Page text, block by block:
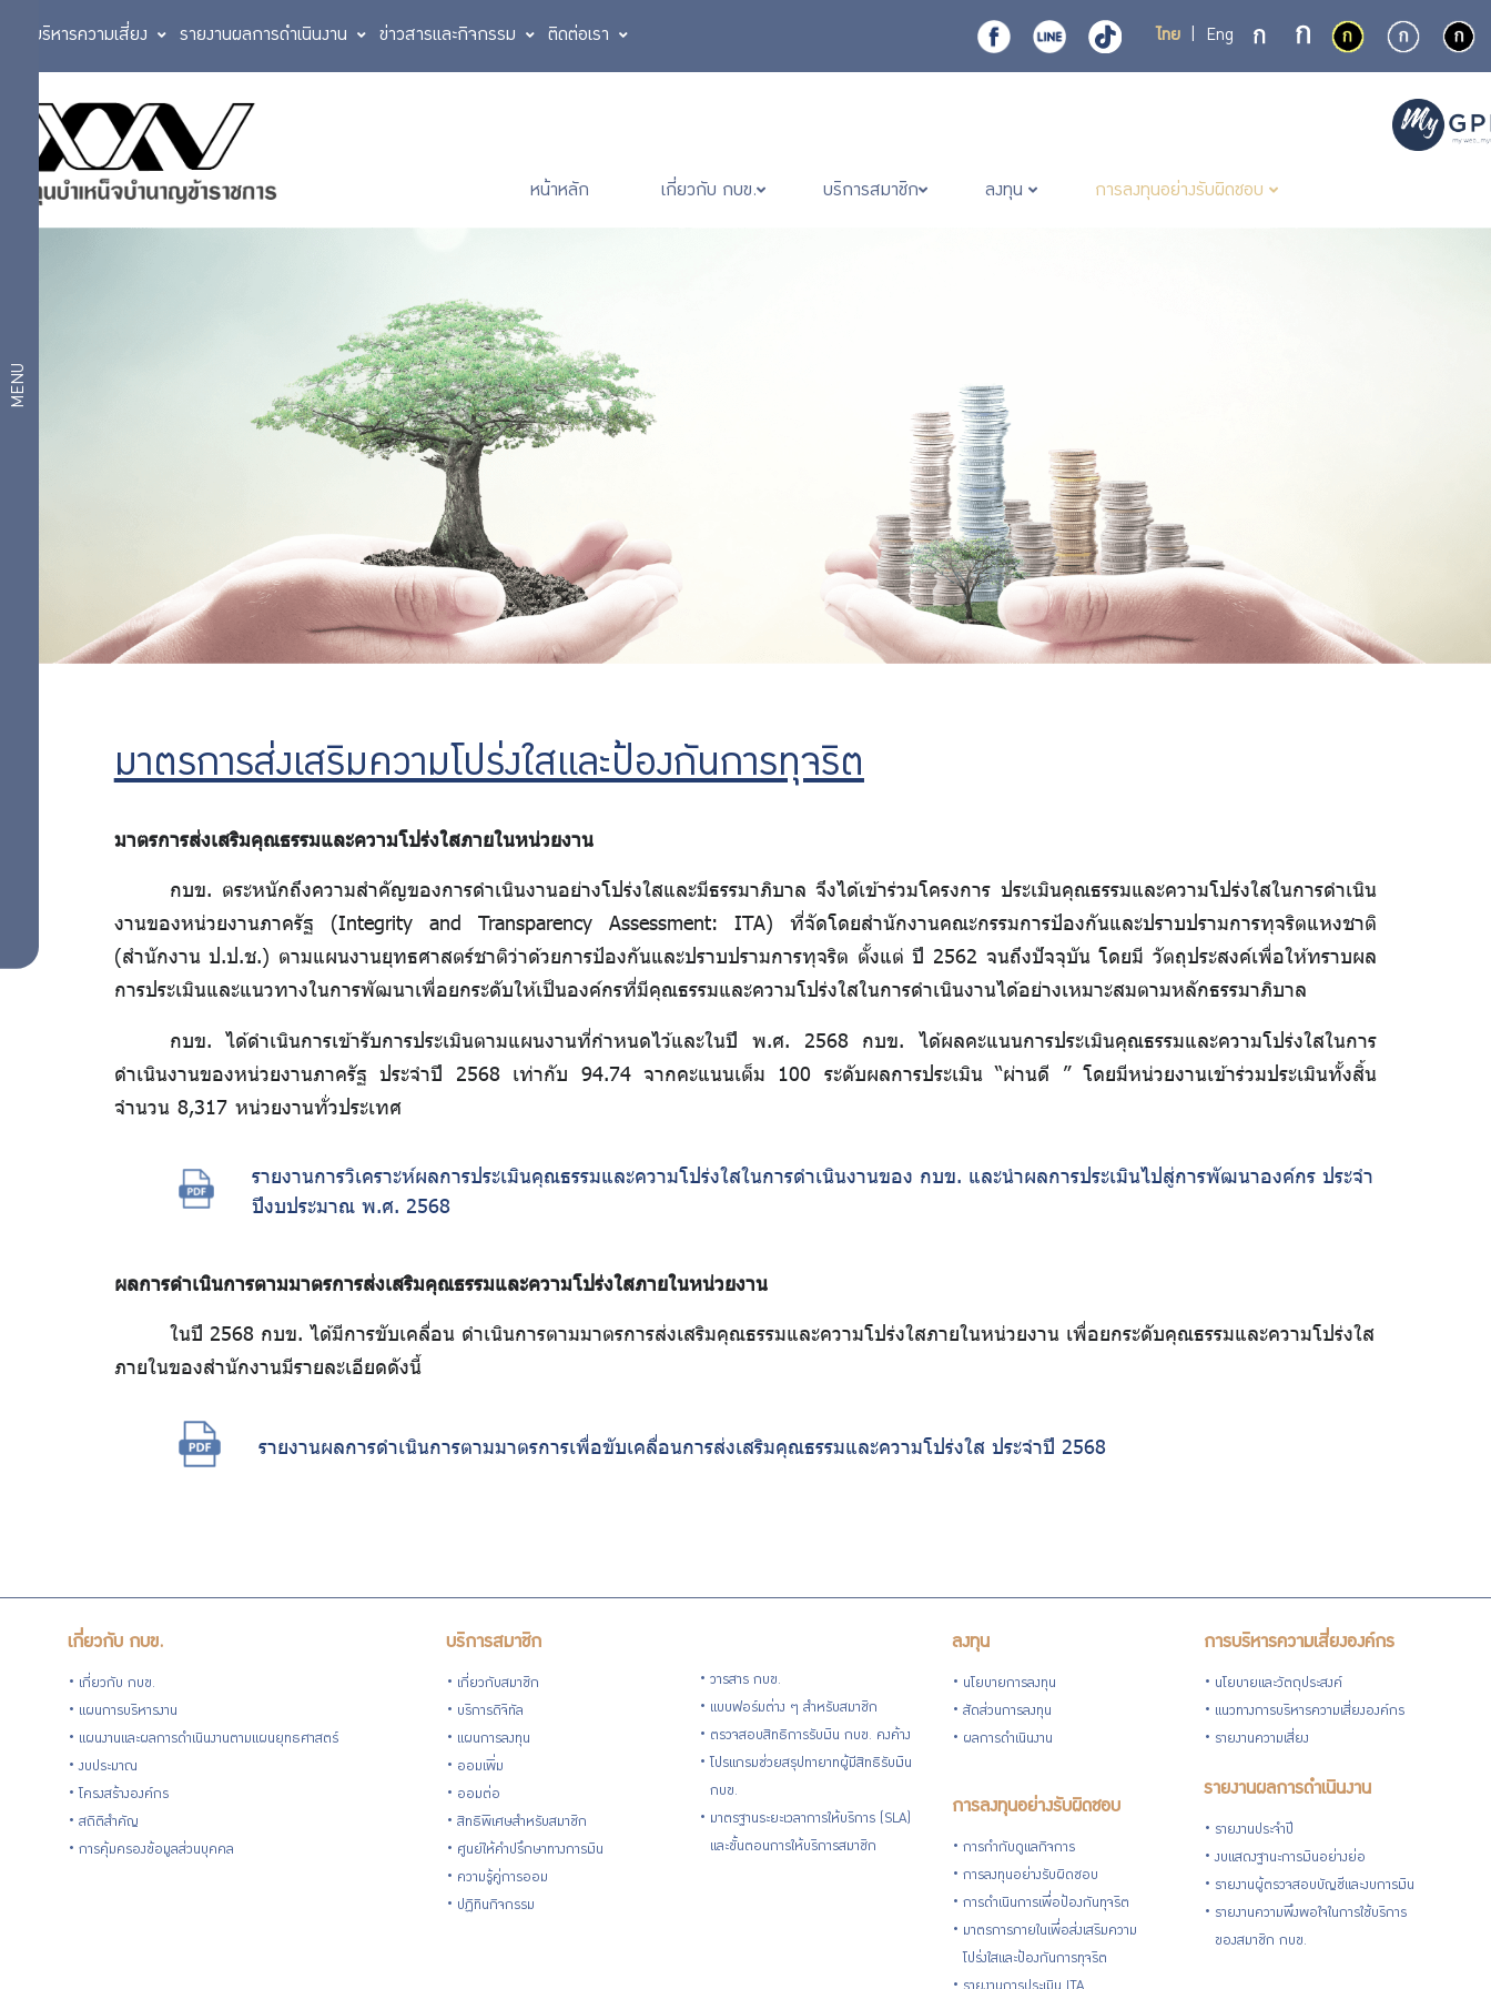
ไทย Eng
การบริหารความเสี่ยง รายงานผลการดำเนินงาน ข่าวสารและกิจกรรม ติดต่อเรา
หน้าหลัก เกี่ยวกับ กบข. บริการสมาชิก ลงทุน การลงทุนอย่างรับผิดชอบ
MENU
การ
กำกับ
ผิด
การ
การ
การ
มาตรการ
ป้องกัน
การ
ทุจริต
การ
No Gift
Policy
นโยบาย
เพื่อ
ป้องกัน
ป้องกัน
มาตรการส่งเสริมความโปร่งใสและป้องกันการทุจริต
มาตรการส่งเสริมคุณธรรมและความโปร่งใสภายในหน่วยงาน
กบข. ตระหนักถึงความสำคัญของการดำเนินงานอย่างโปร่งใสและมีธรรมาภิบาล จึงได้เข้าร่วมโครงการ ประเมินคุณธรรมและความโปร่งใสในการดำเนิน
งานของหน่วยงานภาครัฐ (Integrity and Transparency Assessment: ITA) ที่จัดโดยสำนักงานคณะกรรมการป้องกันและปราบปรามการทุจริตแหงชาติ
(สำนักงาน ป.ป.ช.) ตามแผนงานยุทธศาสตร์ชาติว่าด้วยการป้องกันและปราบปรามการทุจริต ตั้งแต่ ปี 2562 จนถึงปัจจุบัน โดยมี วัตถุประสงค์เพื่อให้ทราบผล
การประเมินและแนวทางในการพัฒนาเพื่อยกระดับให้เป็นองค์กรที่มีคุณธรรมและความโปร่งใสในการดำเนินงานได้อย่างเหมาะสมตามหลักธรรมาภิบาล
กบข. ได้ดำเนินการเข้ารับการประเมินตามแผนงานที่กำหนดไว้และในปี พ.ศ. 2568 กบข. ได้ผลคะแนนการประเมินคุณธรรมและความโปร่งใสในการ
ดำเนินงานของหน่วยงานภาครัฐ ประจำปี 2568 เท่ากับ 94.74 จากคะแนนเต็ม 100 ระดับผลการประเมิน “ผ่านดี ” โดยมีหน่วยงานเข้าร่วมประเมินทั้งสิ้น
จำนวน 8,317 หน่วยงานทั่วประเทศ
รายงานการวิเคราะห์ผลการประเมินคุณธรรมและความโปร่งใสในการดำเนินงานของ กบข. และนำผลการประเมินไปสู่การพัฒนาองค์กร ประจำ
ปีงบประมาณ พ.ศ. 2568
ผลการดำเนินการตามมาตรการส่งเสริมคุณธรรมและความโปร่งใสภายในหน่วยงาน
ในปี 2568 กบข. ได้มีการขับเคลื่อน ดำเนินการตามมาตรการส่งเสริมคุณธรรมและความโปร่งใสภายในหน่วยงาน เพื่อยกระดับคุณธรรมและความโปร่งใส
ภายในของสำนักงานมีรายละเอียดดังนี้
รายงานผลการดำเนินการตามมาตรการเพื่อขับเคลื่อนการส่งเสริมคุณธรรมและความโปร่งใส ประจำปี 2568
เกี่ยวกับ กบข.
เกี่ยวกับ กบข.
แผนการบริหารงาน
แผนงานและผลการดำเนินงานตามแผนยุทธศาสตร์
งบประมาณ
โครงสร้างองค์กร
สถิติสำคัญ
การคุ้มครองข้อมูลส่วนบุคคล
บริการสมาชิก
เกี่ยวกับสมาชิก
บริการดิจิทัล
แผนการลงทุน
ออมเพิ่ม
ออมต่อ
สิทธิพิเศษสำหรับสมาชิก
ศูนย์ให้คำปรึกษาทางการเงิน
ความรู้คู่การออม
ปฏิทินกิจกรรม
วารสาร กบข.
แบบฟอร์มต่าง ๆ สำหรับสมาชิก
ตรวจสอบสิทธิการรับเงิน กบข. คงค้าง
โปรแกรมช่วยสรุปทายาทผู้มีสิทธิรับเงิน
กบข.
มาตรฐานระยะเวลาการให้บริการ (SLA)
และขั้นตอนการให้บริการสมาชิก
ลงทุน
นโยบายการลงทุน
สัดส่วนการลงทุน
ผลการดำเนินงาน
การลงทุนอย่างรับผิดชอบ
การกำกับดูแลกิจการ
การลงทุนอย่างรับผิดชอบ
การดำเนินการเพื่อป้องกันทุจริต
มาตรการภายในเพื่อส่งเสริมความ
โปร่งใสและป้องกันการทุจริต
การบริหารความเสี่ยงองค์กร
นโยบายและวัตถุประสงค์
แนวทางการบริหารความเสี่ยงองค์กร
รายงานความเสี่ยง
รายงานผลการดำเนินงาน
รายงานประจำปี
งบแสดงฐานะการเงินอย่างย่อ
รายงานผู้ตรวจสอบบัญชีและงบการเงิน
รายงานความพึงพอใจในการใช้บริการ
ของสมาชิก กบข.